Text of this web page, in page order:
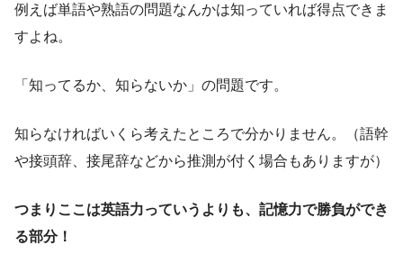
例えば単語や熟語の問題なんかは知っていれば得点できま
すよね。
「知ってるか、知らないか」の問題です。
知らなければいくら考えたところで分かりません。（語幹
や接頭辞、接尾辞などから推測が付く場合もありますが）
つまりここは英語力っていうよりも、記憶力で勝負ができ
る部分！